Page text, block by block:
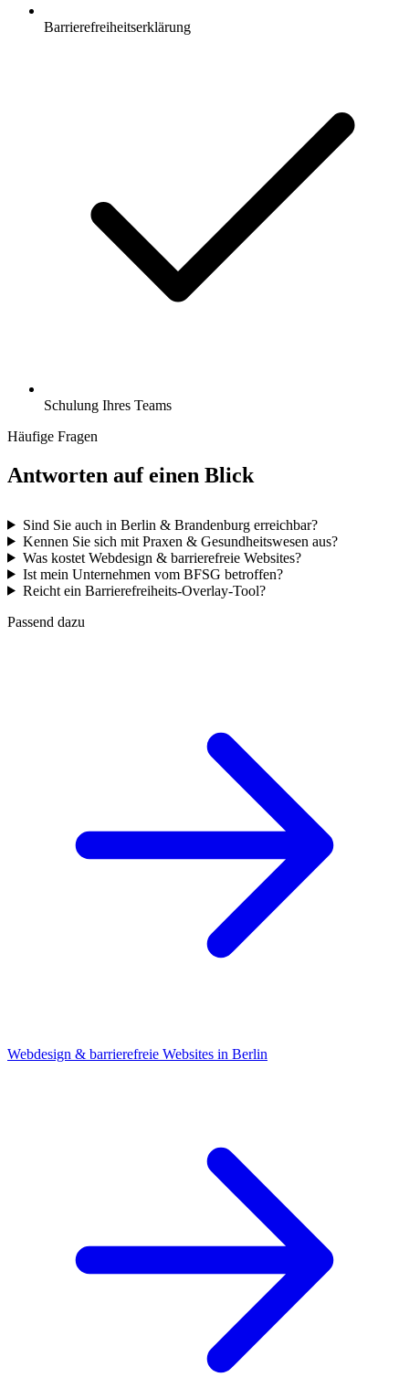
Barrierefreiheitserklärung
Schulung Ihres Teams
Häufige Fragen
Antworten auf einen Blick
Sind Sie auch in Berlin & Brandenburg erreichbar?
Kennen Sie sich mit Praxen & Gesundheitswesen aus?
Was kostet Webdesign & barrierefreie Websites?
Ist mein Unternehmen vom BFSG betroffen?
Reicht ein Barrierefreiheits-Overlay-Tool?
Passend dazu
Webdesign & barrierefreie Websites in Berlin